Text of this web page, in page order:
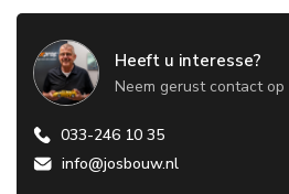
Heeft u interesse?
Neem gerust contact op
033-246 10 35
info@josbouw.nl